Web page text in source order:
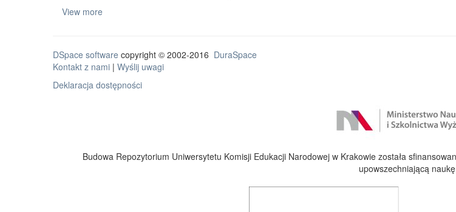
View more
DSpace software copyright © 2002-2016 DuraSpace
Kontakt z nami | Wyślij uwagi
Deklaracja dostępności
Budowa Repozytorium Uniwersytetu Komisji Edukacji Narodowej w Krakowie została
upowszechniającą